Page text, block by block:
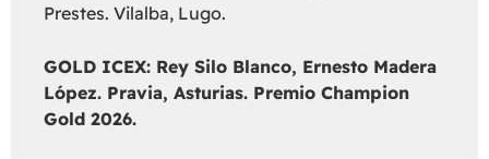
Prestes. Vilalba, Lugo.
GOLD ICEX: Rey Silo Blanco, Ernesto Madera
López. Pravia, Asturias. Premio Champion
Gold 2026.